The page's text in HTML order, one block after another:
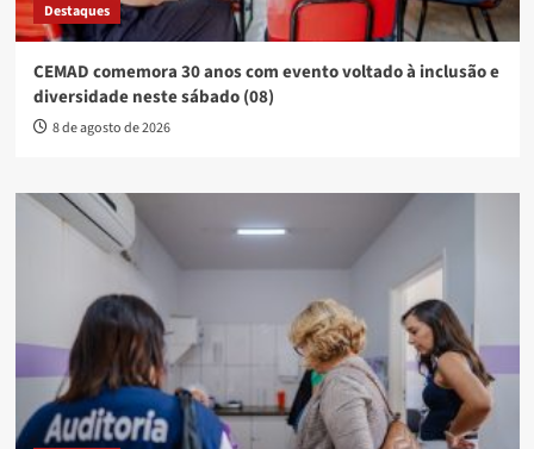
Destaques
CEMAD comemora 30 anos com evento voltado à inclusão e
diversidade neste sábado (08)
8 de agosto de 2026